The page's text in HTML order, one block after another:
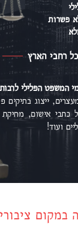
פשרות
המשפט הפלילי
ייצוג בתיקים
כתבי אישום,
ועוד!
ציבורי